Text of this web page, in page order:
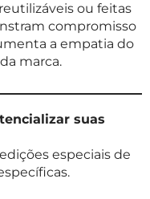
ou feitas
compromisso
a empatia do
marca.
suas
especiais de